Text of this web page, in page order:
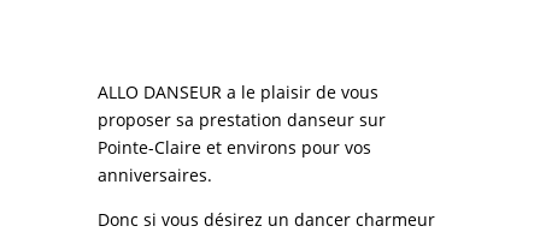
ALLO DANSEUR a le plaisir de vous
proposer sa prestation danseur sur
Pointe-Claire et environs pour vos
anniversaires.
Donc si vous désirez un dancer charmeur